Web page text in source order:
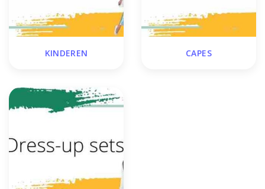
KINDEREN CAPES